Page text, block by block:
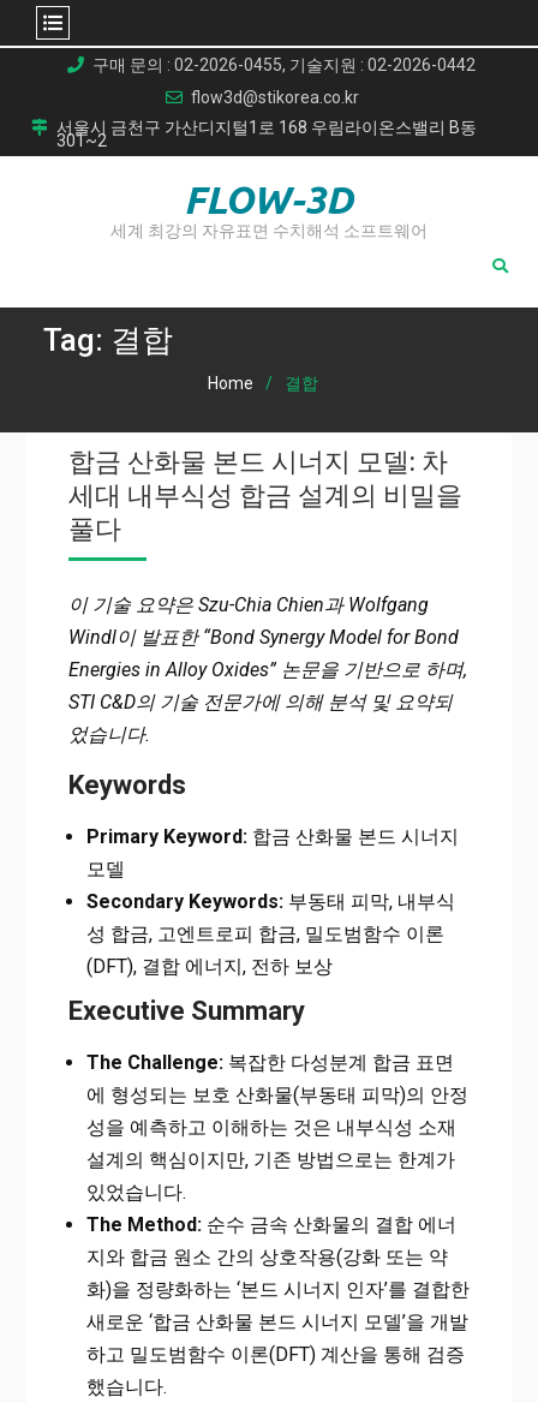
content
구매 문의 : 02-2026-0455, 기술지원 : 02-2026-0442
flow3d@stikorea.co.kr
서울시 금천구 가산디지털1로 168 우림라이온스밸리 B동
301~2
FLOW-3D
세계 최강의 자유표면 수치해석 소프트웨어
Tag: 결합
Home 결합
합금 산화물 본드 시너지 모델: 차
세대 내부식성 합금 설계의 비밀을
풀다
이 기술 요약은 Szu-Chia Chien과 Wolfgang
Windl이 발표한 “Bond Synergy Model for Bond
Energies in Alloy Oxides” 논문을 기반으로 하며,
STI C&D의 기술 전문가에 의해 분석 및 요약되
었습니다.
Keywords
Primary Keyword:합금 산화물 본드 시너지
모델
Secondary Keywords:부동태 피막, 내부식
성 합금, 고엔트로피 합금, 밀도범함수 이론
(DFT), 결합 에너지, 전하 보상
Executive Summary
The Challenge:복잡한 다성분계 합금 표면
에 형성되는 보호 산화물(부동태 피막)의 안정
성을 예측하고 이해하는 것은 내부식성 소재
설계의 핵심이지만, 기존 방법으로는 한계가
있었습니다.
The Method:순수 금속 산화물의 결합 에너
지와 합금 원소 간의 상호작용(강화 또는 약
화)을 정량화하는 ‘본드 시너지 인자’를 결합한
새로운 ‘합금 산화물 본드 시너지 모델’을 개발
하고 밀도범함수 이론(DFT) 계산을 통해 검증
했습니다.